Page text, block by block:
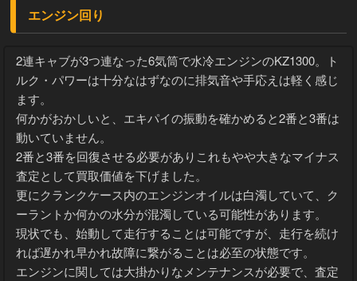
エンジン回り
2連キャブが3つ連なった6気筒で水冷エンジンのKZ1300。ト
ルク・パワーは十分なはずなのに排気音や手応えは軽く感じ
ます。
何かがおかしいと、エキパイの振動を確かめると2番と3番は
動いていません。
2番と3番を回復させる必要がありこれもやや大きなマイナス
査定として買取価値を下げました。
更にクランクケース内のエンジンオイルは白濁していて、ク
ーラントか何かの水分が混濁している可能性があります。
現状でも、始動して走行することは可能ですが、走行を続け
れば遅かれ早かれ故障に繋がることは必至の状態です。
エンジンに関しては大掛かりなメンテナンスが必要で、査定